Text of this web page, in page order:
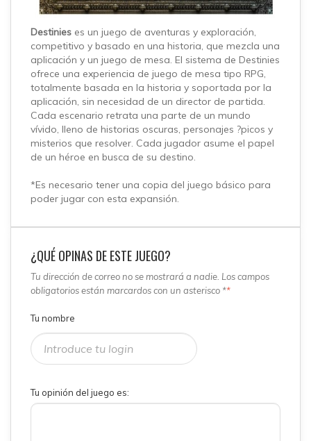
Destinies es un juego de aventuras y exploración,
competitivo y basado en una historia, que mezcla una
aplicación y un juego de mesa. El sistema de Destinies
ofrece una experiencia de juego de mesa tipo RPG,
totalmente basada en la historia y soportada por la
aplicación, sin necesidad de un director de partida.
Cada escenario retrata una parte de un mundo
vívido, lleno de historias oscuras, personajes ?picos y
misterios que resolver. Cada jugador asume el papel
de un héroe en busca de su destino.
*Es necesario tener una copia del juego básico para
poder jugar con esta expansión.
¿QUÉ OPINAS DE ESTE JUEGO?
Tu dirección de correo no se mostrará a nadie. Los campos
obligatorios están marcardos con un asterisco **
Tu nombre
Tu opinión del juego es: